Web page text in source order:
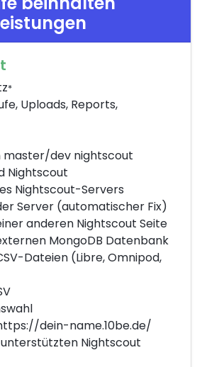
*
Uploads, Reports,
master/dev nightscout
Nightscout
Nightscout-Servers
Server (automatischer Fix)
anderen Nightscout Seite
MongoDB Datenbank
Dateien (Libre, Omnipod,
dein-name.10be.de/
Nightscout